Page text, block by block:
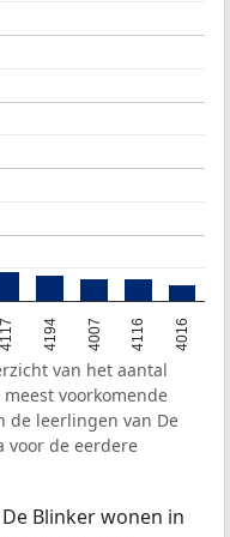
4117 4194 4007 4116 4016
van het aantal
voorkomende
de leerlingen van De
voor de eerdere
Blinker wonen in